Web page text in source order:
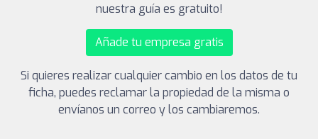
nuestra guía es gratuito!
Añade tu empresa gratis
Si quieres realizar cualquier cambio en los datos de tu
ficha, puedes reclamar la propiedad de la misma o
envíanos un correo y los cambiaremos.